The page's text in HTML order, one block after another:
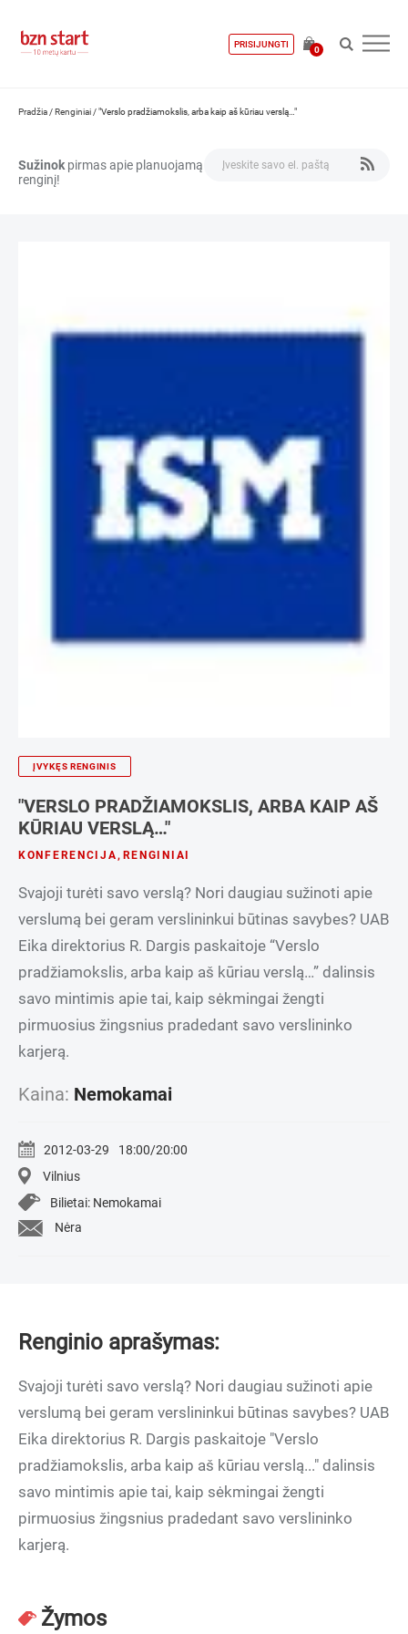
PRISIJUNGTI
0
Pradžia /Renginiai /"Verslo pradžiamokslis, arba kaip aš kūriau verslą…"
Sužinok pirmas apie planuojamą
renginį!
ĮVYKĘS RENGINIS
"VERSLO PRADŽIAMOKSLIS, ARBA KAIP AŠ
KŪRIAU VERSLĄ…"
KONFERENCIJA, RENGINIAI
Svajoji turėti savo verslą? Nori daugiau sužinoti apie
verslumą bei geram verslininkui būtinas savybes? UAB
Eika direktorius R. Dargis paskaitoje “Verslo
pradžiamokslis, arba kaip aš kūriau verslą…” dalinsis
savo mintimis apie tai, kaip sėkmingai žengti
pirmuosius žingsnius pradedant savo verslininko
karjerą.
Kaina: Nemokamai
2012-03-29
18:00/20:00
Vilnius
Bilietai: Nemokamai
Nėra
Renginio aprašymas:
Svajoji turėti savo verslą? Nori daugiau sužinoti apie
verslumą bei geram verslininkui būtinas savybes? UAB
Eika direktorius R. Dargis paskaitoje "Verslo
pradžiamokslis, arba kaip aš kūriau verslą..." dalinsis
savo mintimis apie tai, kaip sėkmingai žengti
pirmuosius žingsnius pradedant savo verslininko
karjerą.
Žymos